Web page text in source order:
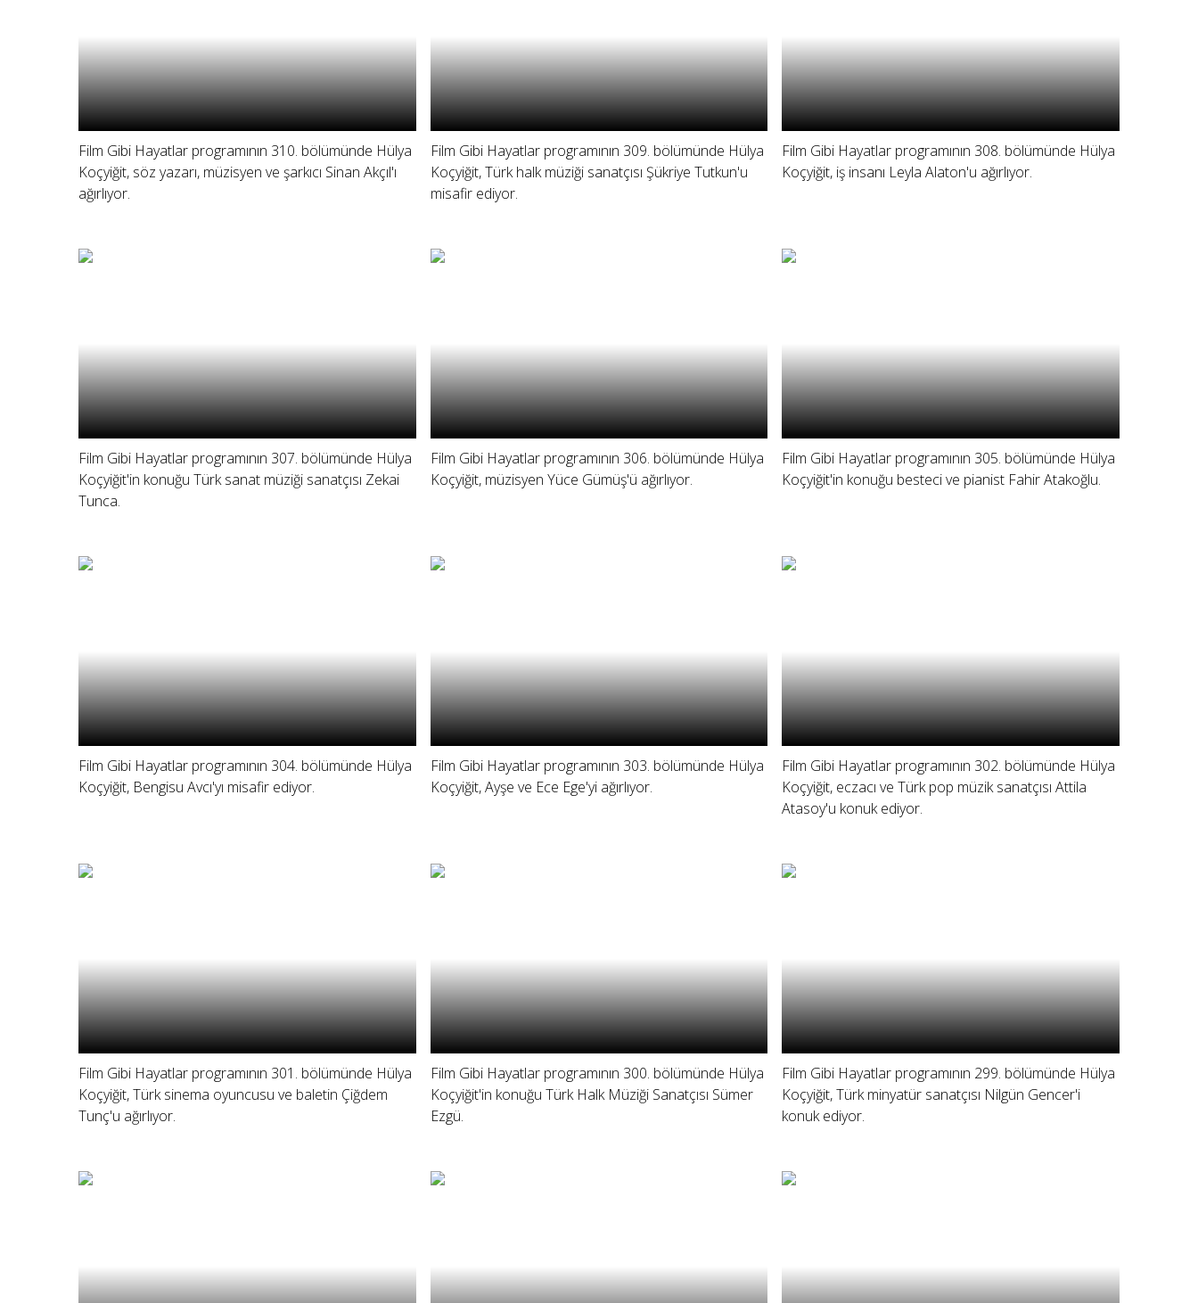
Film Gibi Hayatlar programının 310. bölümünde Hülya
Koçyiğit, söz yazarı, müzisyen ve şarkıcı Sinan Akçıl'ı
ağırlıyor.
Film Gibi Hayatlar programının 309. bölümünde Hülya
Koçyiğit, Türk halk müziği sanatçısı Şükriye Tutkun'u
misafir ediyor.
Film Gibi Hayatlar programının 308. bölümünde Hülya
Koçyiğit, iş insanı Leyla Alaton'u ağırlıyor.
Film Gibi Hayatlar programının 307. bölümünde Hülya
Koçyiğit'in konuğu Türk sanat müziği sanatçısı Zekai
Tunca.
Film Gibi Hayatlar programının 306. bölümünde Hülya
Koçyiğit, müzisyen Yüce Gümüş'ü ağırlıyor.
Film Gibi Hayatlar programının 305. bölümünde Hülya
Koçyiğit'in konuğu besteci ve pianist Fahir Atakoğlu.
Film Gibi Hayatlar programının 304. bölümünde Hülya
Koçyiğit, Bengisu Avcı'yı misafir ediyor.
Film Gibi Hayatlar programının 303. bölümünde Hülya
Koçyiğit, Ayşe ve Ece Ege'yi ağırlıyor.
Film Gibi Hayatlar programının 302. bölümünde Hülya
Koçyiğit, eczacı ve Türk pop müzik sanatçısı Attila
Atasoy'u konuk ediyor.
Film Gibi Hayatlar programının 301. bölümünde Hülya
Koçyiğit, Türk sinema oyuncusu ve baletin Çiğdem
Tunç'u ağırlıyor.
Film Gibi Hayatlar programının 300. bölümünde Hülya
Koçyiğit'in konuğu Türk Halk Müziği Sanatçısı Sümer
Ezgü.
Film Gibi Hayatlar programının 299. bölümünde Hülya
Koçyiğit, Türk minyatür sanatçısı Nilgün Gencer'i
konuk ediyor.